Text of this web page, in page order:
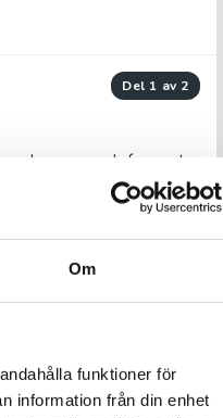
Om
funktioner för
information från din enhet
del 1 av 2
hur mor och far pratar
hur mor och far pratar